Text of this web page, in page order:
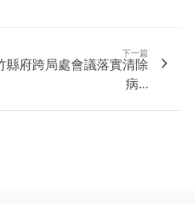
下一篇
府跨局處會議落實清除
病...